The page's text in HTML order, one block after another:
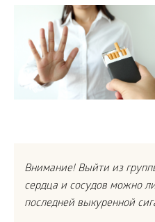
Внимание! Выйти из
сердца и сосудов можно
последней выкуренной